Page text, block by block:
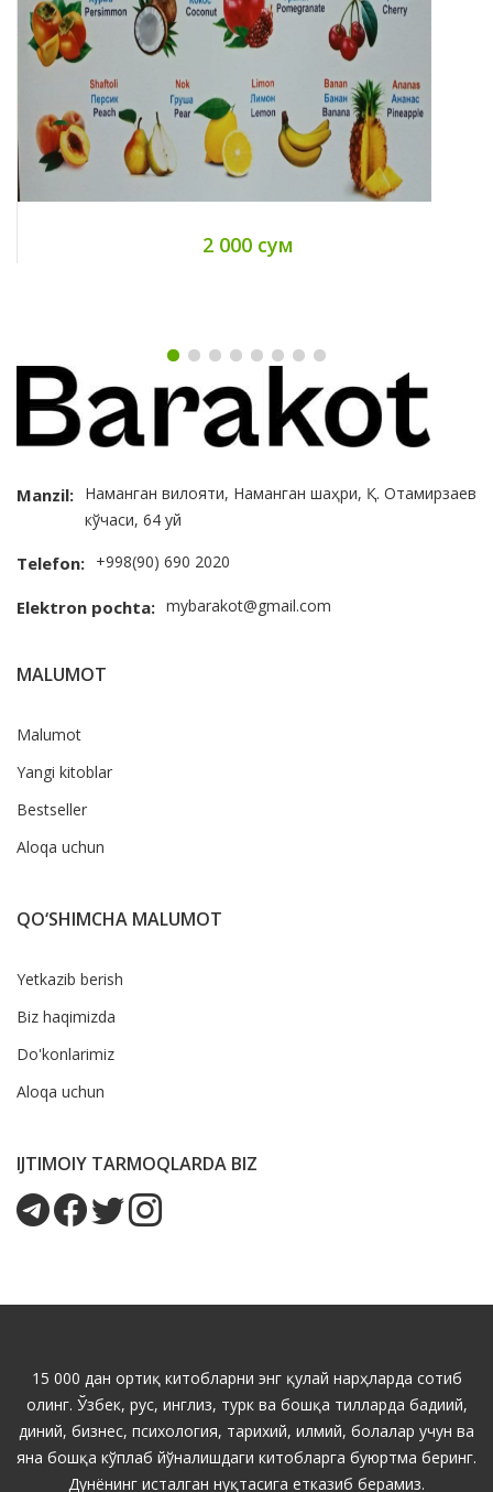
2 000 сум
Manzil: Наманган вилояти, Наманган шаҳри, Қ. Отамирзаев
кўчаси, 64 уй
Telefon: +998(90) 690 2020
Elektron pochta: mybarakot@gmail.com
MALUMOT
Malumot
Yangi kitoblar
Bestseller
Aloqa uchun
QO‘SHIMCHA MALUMOT
Yetkazib berish
Biz haqimizda
Do'konlarimiz
Aloqa uchun
IJTIMOIY TARMOQLARDA BIZ
15 000 дан ортиқ китобларни энг қулай нарҳларда сотиб
олинг. Ўзбек, рус, инглиз, турк ва бошқа тилларда бадиий,
диний, бизнес, психология, тарихий, илмий, болалар учун ва
яна бошқа кўплаб йўналишдаги китобларга буюртма беринг.
Дунёнинг исталган нуқтасига етказиб берамиз.